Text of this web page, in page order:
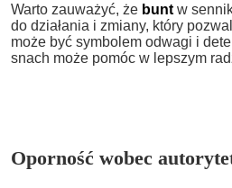
Warto zauważyć, że bunt w
do działania i zmiany, który
może być symbolem odwagi i
snach może pomóc w lepszym
Oporność wobec